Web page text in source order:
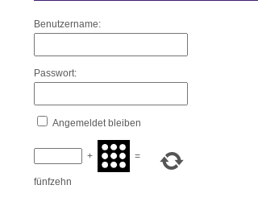
Benutzername:
Passwort:
Angemeldet bleiben
+ =
fünfzehn